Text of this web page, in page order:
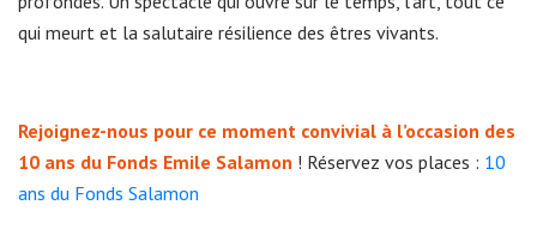
qui meurt et la salutaire résilience des êtres vivants.
Rejoignez-nous pour ce moment convivial à l’occasion des
10 ans du Fonds Emile Salamon ! Réservez vos places : 10
ans du Fonds Salamon